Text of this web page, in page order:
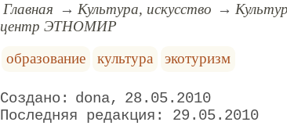
Главная Культура, искусство
центр ЭТНОМИР
образование
культура экотуризм
dona
28.05.2010
29.05.2010